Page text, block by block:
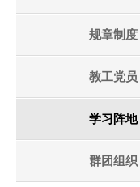
规章制度
教工党员
学习阵地
群团组织